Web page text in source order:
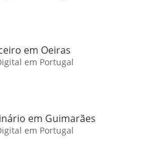
em Oeiras
em Portugal
em Guimarães
em Portugal